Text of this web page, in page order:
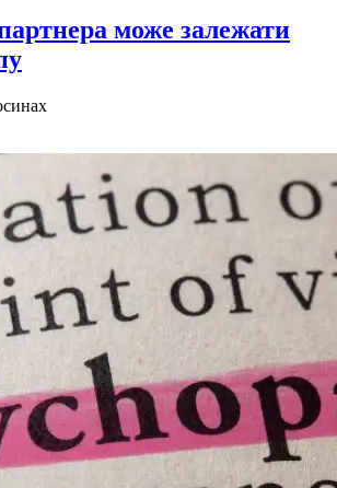
може залежати